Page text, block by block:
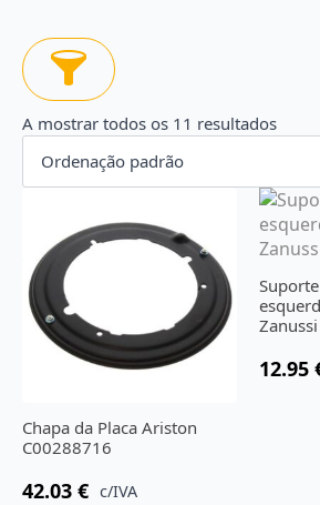
A mostrar todos os 11 resultados
Chapa da Placa Ariston
C00288716
42.03 € c/IVA
12.95